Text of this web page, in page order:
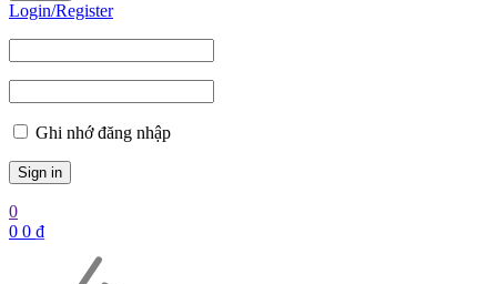
Login/Register
Ghi nhớ đăng nhập
0
0 0 ₫